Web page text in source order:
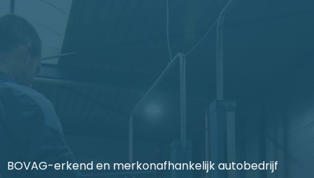
BOVAG-erkend en merkonafhankelijk autobedrijf